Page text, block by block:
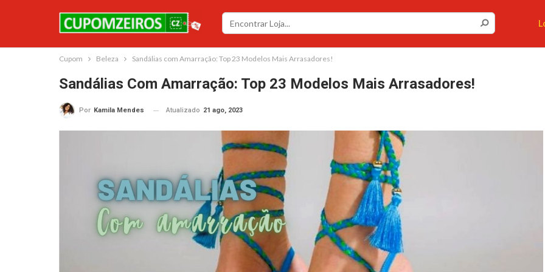
Cupons ou Cashback
Você gostaria de ser avisado sempre que tivermos
Cupom Beleza Sandálias com Amarração: Top 23 Modelos Mais Arrasadores!
Sandálias Com Amarração: Top 23 Modelos Mais Arrasadores!
Por Kamila Mendes Atualizado 21 ago, 2023